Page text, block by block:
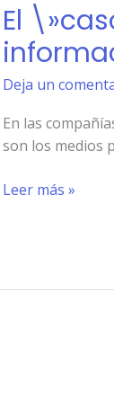
El
Deja un
En las
son los medios
Manning\»
reavivó
la
polémica:
evitar
el
de
una
Leer más »